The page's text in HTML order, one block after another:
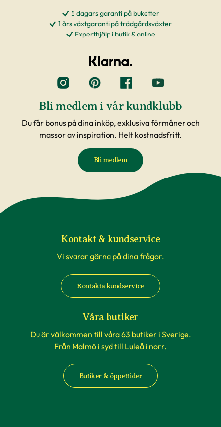
5 dagars garanti på buketter
1 års växtgaranti på trädgårdsväxter
Experthjälp i butik & online
Bli medlem i vår kundklubb
Du får bonus på dina inköp, exklusiva förmåner och
massor av inspiration. Helt kostnadsfritt.
Bli medlem
Kontakt & kundservice
Vi svarar gärna på dina frågor.
Kontakta kundservice
Våra butiker
Du är välkommen till våra 63 butiker i Sverige.
Från Malmö i syd till Luleå i norr.
Butiker & öppettider